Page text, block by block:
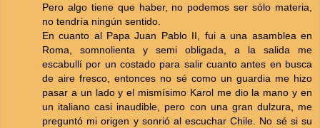
Pero algo tiene que haber, no podemos ser sólo materia,
no tendría ningún sentido.
En cuanto al Papa Juan Pablo II, fui a una asamblea en
Roma, somnolienta y semi obligada, a la salida me
escabullí por un costado para salir cuanto antes en busca
de aire fresco, entonces no sé como un guardia me hizo
pasar a un lado y el mismísimo Karol me dio la mano y en
un italiano casi inaudible, pero con una gran dulzura, me
preguntó mi origen y sonrió al escuchar Chile. No sé si su